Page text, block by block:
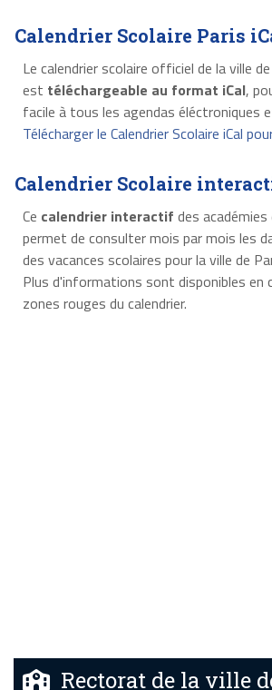
Calendrier Scolaire Paris
Le calendrier scolaire officiel de la ville
est téléchargeable au format iCal,
facile à tous les agendas éléctroniques
Télécharger le Calendrier Scolaire iCal
Calendrier Scolaire
Ce calendrier interactif des académies
permet de consulter mois par mois les
des vacances scolaires pour la ville de
Plus d'informations sont disponibles en
zones rouges du calendrier.
Rectorat de la ville